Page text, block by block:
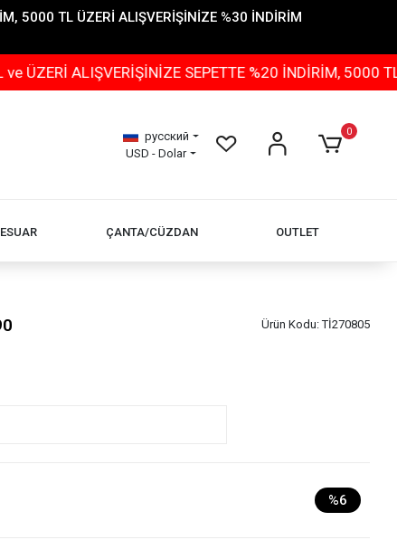
5000 TL ÜZERİ ALIŞVERİŞİNİZE %30 İNDİRİM
SEPETTE %20 İNDİRİM, 5000 TL ÜZERİ
русский
USD - Dolar
0
ÇANTA/CÜZDAN OUTLET
Ürün Kodu:Tİ270805
%6